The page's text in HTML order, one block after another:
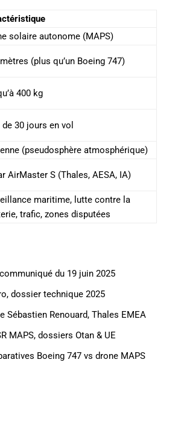
solaire autonome (MAPS)
(plus qu’un Boeing 747)
400 kg
de 30 jours en vol
(pseudosphère atmosphérique)
AirMaster S (Thales, AESA, IA)
maritime, lutte contre la
trafic, zones disputées
du 19 juin 2025
dossier technique 2025
Sébastien Renouard, Thales EMEA
MAPS, dossiers Otan & UE
Boeing 747 vs drone MAPS